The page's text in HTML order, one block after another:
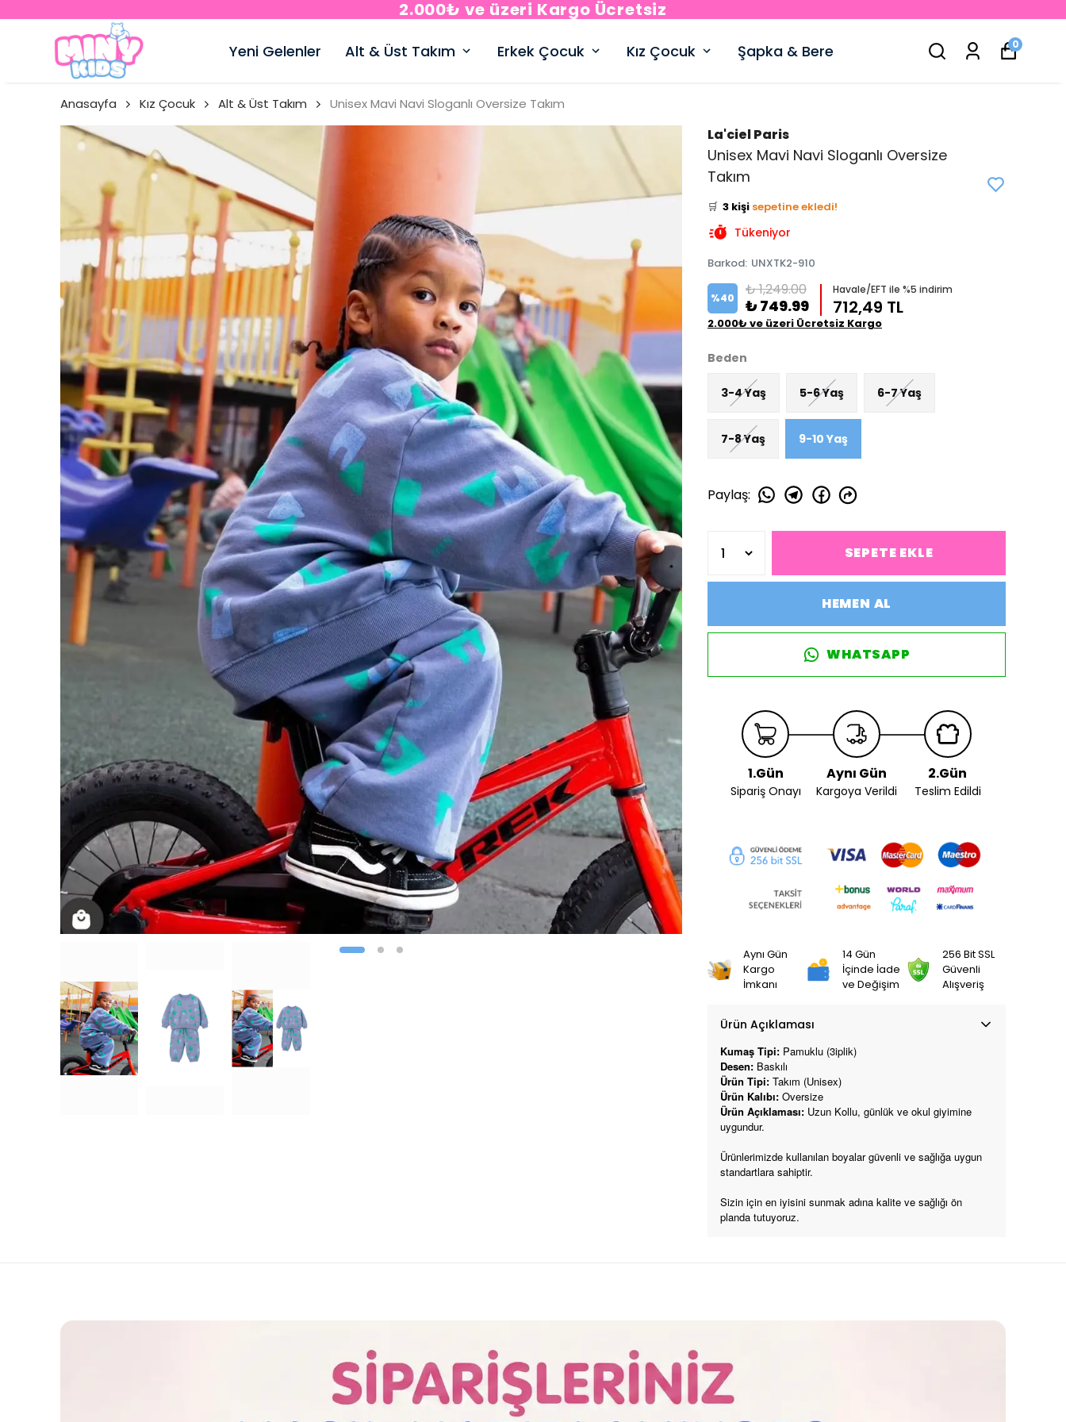
2.000₺ ve üzeri Kargo Ücretsiz
Yeni Gelenler Alt & Üst Takım Erkek Çocuk Kız Çocuk Şapka & Bere 0
Anasayfa Kız Çocuk Alt & Üst Takım Unisex Mavi Navi Sloganlı Oversize Takım
La'ciel Paris
Unisex Mavi Navi Sloganlı Oversize
Takım
👀 Şu an 0 kişi inceliyor!
⭐️
Bu ürünü
✅ Bugün0 adetsatıldı
Tükeniyor
Barkod: UNXTK2-910
%40 ₺ 1,249.00
₺ 749.99
Havale/EFT ile %5 indirim
712,49 TL
2.000₺ ve üzeri Ücretsiz Kargo
Beden
3-4 Yaş 5-6 Yaş 6-7 Yaş
7-8 Yaş 9-10 Yaş
Paylaş:
SEPETE EKLE
HEMEN AL
WHATSAPP
1.Gün
Sipariş Onayı
Aynı Gün
Kargoya Verildi
2.Gün
Teslim Edildi
Aynı Gün
Kargo
İmkanı
14 Gün
İçinde İade
ve Değişim
256 Bit SSL
Güvenli
Alışveriş
Ürün Açıklaması
Kumaş Tipi: Pamuklu (3iplik)
Desen: Baskılı
Ürün Tipi: Takım (Unisex)
Ürün Kalıbı: Oversize
Ürün Açıklaması: Uzun Kollu, günlük ve okul giyimine
uygundur.
Ürünlerimizde kullanılan boyalar güvenli ve sağlığa uygun
standartlara sahiptir.
Sizin için en iyisini sunmak adına kalite ve sağlığı ön
planda tutuyoruz.